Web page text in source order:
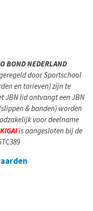
BOND NEDERLAND
door Sportschool
en tarieven) zijn te
JBN lid ontvangt een JBN
& banden) worden
voor deelname
is aangesloten bij de